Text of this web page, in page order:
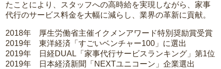
たことにより、スタッフへの高時給を実現しながら、家事
代行のサービス料金を大幅に減らし、業界の革新に貢献。
2018年 厚生労働省主催イクメンアワード特別奨励賞受賞
2019年 東洋経済「すごいベンチャー100」に選出
2019年 日経DUAL「家事代行サービスランキング」第1位
2019年 日本経済新聞「NEXTユニコーン」企業選出